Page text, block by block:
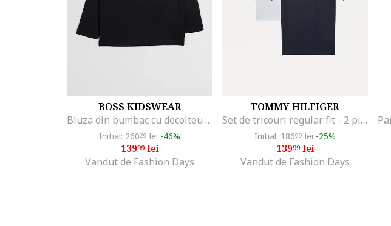
BOSS KIDSWEAR
Bluza din bumbac cu decolteu la baza gatului si logo, Negru/Roz deschis
Initial: 26029 lei -46%
13999lei
Vandut de Fashion Days
TOMMY HILFIGER
Set de tricouri regular fit - 2 piese, Alb/Albastru inchis
Initial: 18699 lei -25%
13999lei
Vandut de Fashion Days